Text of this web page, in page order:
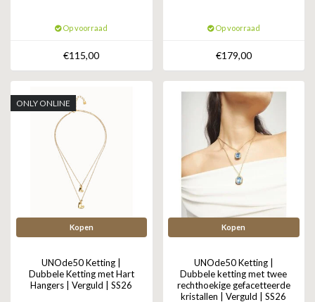
Op voorraad
€115,00
Op voorraad
€179,00
ONLY ONLINE
Kopen
UNOde50 Ketting |
Dubbele Ketting met Hart
Hangers | Verguld | SS26
Kopen
UNOde50 Ketting |
Dubbele ketting met twee
rechthoekige gefacetteerde
kristallen | Verguld | SS26